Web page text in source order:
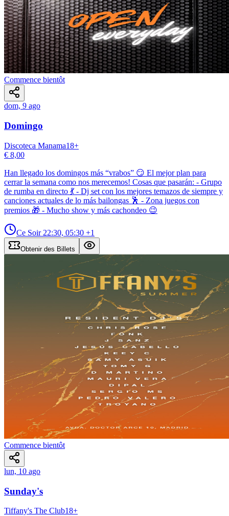
Commence bientôt
dom, 9 ago
Domingo
Discoteca Manama18+
€ 8,00
Han llegado los domingos más “vrabos” 😏 El mejor plan para
cerrar la semana como nos merecemos! Cosas que pasarán: - Grupo
de rumba en directo 💃 - Dj set con los mejores temazos de siempre y
canciones actuales de lo más bailongas 🕺 - Zona juegos con
premios 🎁 - Mucho show y más cachondeo 😉
Ce Soir 22:30, 05:30 +1
Obtenir des Billets
Commence bientôt
lun, 10 ago
Sunday's
Tiffany's The Club18+